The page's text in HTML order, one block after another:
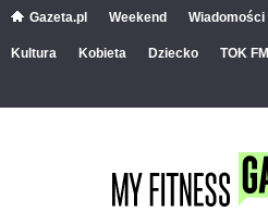
Gazeta.pl Weekend Wiadomości
Kultura Kobieta Dziecko TOK FM